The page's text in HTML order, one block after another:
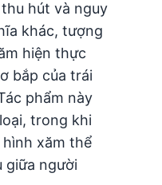
hút và nguy
khác, tượng
hiện thực
bắp của trái
phẩm này
trong khi
xăm thể
giữa người